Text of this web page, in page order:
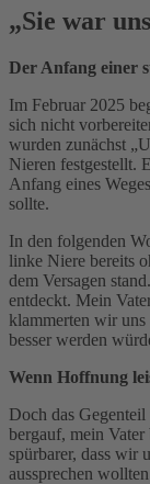
„Sie war
Der Anfang einer
Im Februar 2025
sich nicht
wurden zunächst
Nieren festgestellt.
Anfang eines
sollte.
In den folgenden
linke Niere bereits
dem Versagen
entdeckt. Mein
klammerten wir
besser werden
Wenn Hoffnung
Doch das
bergauf, mein
spürbarer, dass wir
aussprechen